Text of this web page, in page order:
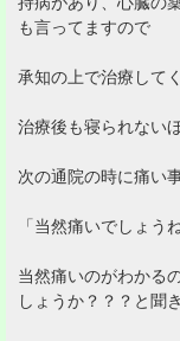
も言ってますので
承知の上で治療して
治療後も寝られない
次の通院の時に痛い
「当然痛いでしょう
当然痛いのがわかる
しょうか？？？と聞